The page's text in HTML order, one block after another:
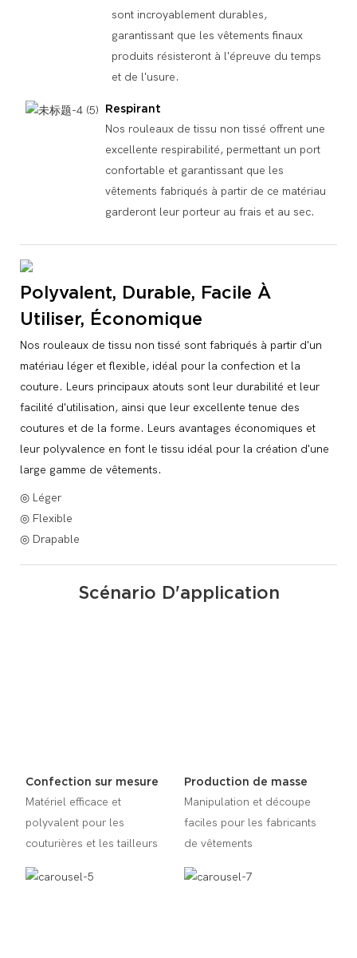
sont incroyablement durables,
garantissant que les vêtements finaux
produits résisteront à l'épreuve du temps
et de l'usure.
Respirant
Nos rouleaux de tissu non tissé offrent une
excellente respirabilité, permettant un port
confortable et garantissant que les
vêtements fabriqués à partir de ce matériau
garderont leur porteur au frais et au sec.
Polyvalent, Durable, Facile À
Utiliser, Économique
Nos rouleaux de tissu non tissé sont fabriqués à partir d'un
matériau léger et flexible, idéal pour la confection et la
couture. Leurs principaux atouts sont leur durabilité et leur
facilité d'utilisation, ainsi que leur excellente tenue des
coutures et de la forme. Leurs avantages économiques et
leur polyvalence en font le tissu idéal pour la création d'une
large gamme de vêtements.
◎ Léger
◎ Flexible
◎ Drapable
Scénario D'application
Confection sur mesure
Matériel efficace et
polyvalent pour les
couturières et les tailleurs
Production de masse
Manipulation et découpe
faciles pour les fabricants
de vêtements